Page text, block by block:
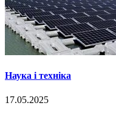
Наука і техніка
17.05.2025